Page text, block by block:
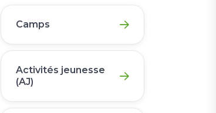
Camps
Activités jeunesse
(AJ)